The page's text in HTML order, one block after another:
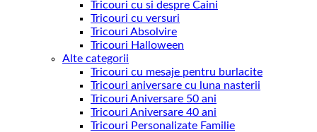
Tricouri cu si despre Caini
Tricouri cu versuri
Tricouri Absolvire
Tricouri Halloween
Alte categorii
Tricouri cu mesaje pentru burlacite
Tricouri aniversare cu luna nasterii
Tricouri Aniversare 50 ani
Tricouri Aniversare 40 ani
Tricouri Personalizate Familie